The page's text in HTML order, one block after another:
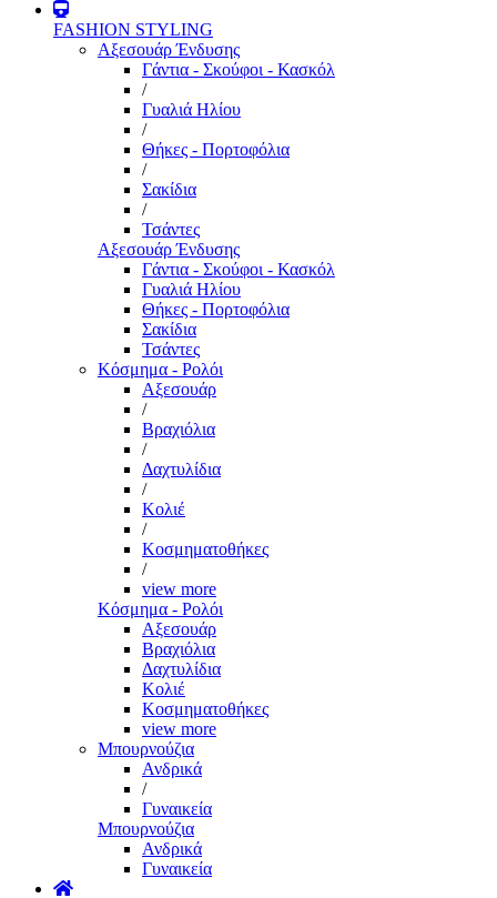
FASHION STYLING
Αξεσουάρ Ένδυσης
Γάντια - Σκούφοι - Κασκόλ
/
Γυαλιά Ηλίου
/
Θήκες - Πορτοφόλια
/
Σακίδια
/
Τσάντες
Αξεσουάρ Ένδυσης
Γάντια - Σκούφοι - Κασκόλ
Γυαλιά Ηλίου
Θήκες - Πορτοφόλια
Σακίδια
Τσάντες
Κόσμημα - Ρολόι
Αξεσουάρ
/
Βραχιόλια
/
Δαχτυλίδια
/
Κολιέ
/
Κοσμηματοθήκες
/
view more
Κόσμημα - Ρολόι
Αξεσουάρ
Βραχιόλια
Δαχτυλίδια
Κολιέ
Κοσμηματοθήκες
view more
Μπουρνούζια
Ανδρικά
/
Γυναικεία
Μπουρνούζια
Ανδρικά
Γυναικεία